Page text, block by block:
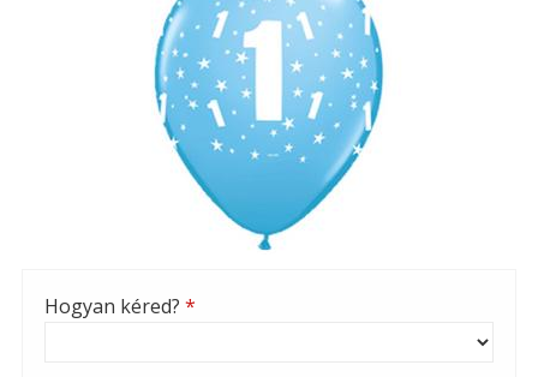
Hogyan kéred? *